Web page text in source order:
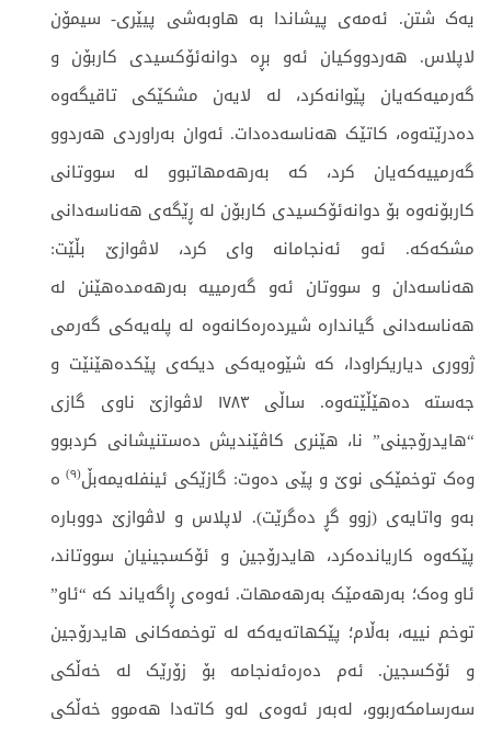
یەک شتن. ئەمەی پیشاندا بە ھاوبەشی پیێری- سیمۆن
لاپلاس. ھەردووکیان ئەو بڕە دوانەئۆکسیدی کاربۆن و
گەرمیەکەیان پێوانەکرد، لە لایەن مشکێکی تاقیگەوە
دەدرێتەوە، کاتێک ھەناسەدەدات. ئەوان بەراوردی ھەردوو
گەرمییەکەیان کرد، کە بەرھەمھاتبوو لە سووتانی
کاربۆنەوە بۆ دوانەئۆکسیدی کاربۆن لە ڕێگەی ھەناسەدانی
مشکەکە. ئەو ئەنجامانە وای کرد، لاڤوازێ بڵێت:
ھەناسەدان و سووتان ئەو گەرمییە بەرھەمدەھێنن لە
ھەناسەدانی گیاندارە شیردەرەکانەوە لە پلەیەکی گەرمی
ژووری دیاریکراودا، کە شێوەیەکی دیکەی پێکدەھێنێت و
جەستە دەھێڵێتەوە. ساڵی ١٧٨٣ لاڤوازێ ناوی گازی
“ھایدرۆجینی” نا، ھێنری کاڤێندیش دەستنیشانی کردبوو
وەک توخمێکی نوێ و پێی دەوت: گازێکی ئینفلەیمەبڵ(٩) ە
بەو واتایەی (زوو گڕ دەگرێت). لاپلاس و لاڤوازێ دووبارە
پێکەوە کاریاندەکرد، ھایدرۆجین و ئۆکسجینیان سووتاند،
ئاو وەک؛ بەرھەمێک بەرھەمھات. ئەوەی ڕاگەیاند کە “ئاو”
توخم نییە، بەڵام؛ پێکھاتەیەکە لە توخمەکانی ھایدرۆجین
و ئۆکسجین. ئەم دەرەئەنجامە بۆ زۆرێک لە خەڵکی
سەرسامکەربوو، لەبەر ئەوەی لەو کاتەدا ھەموو خەڵکی